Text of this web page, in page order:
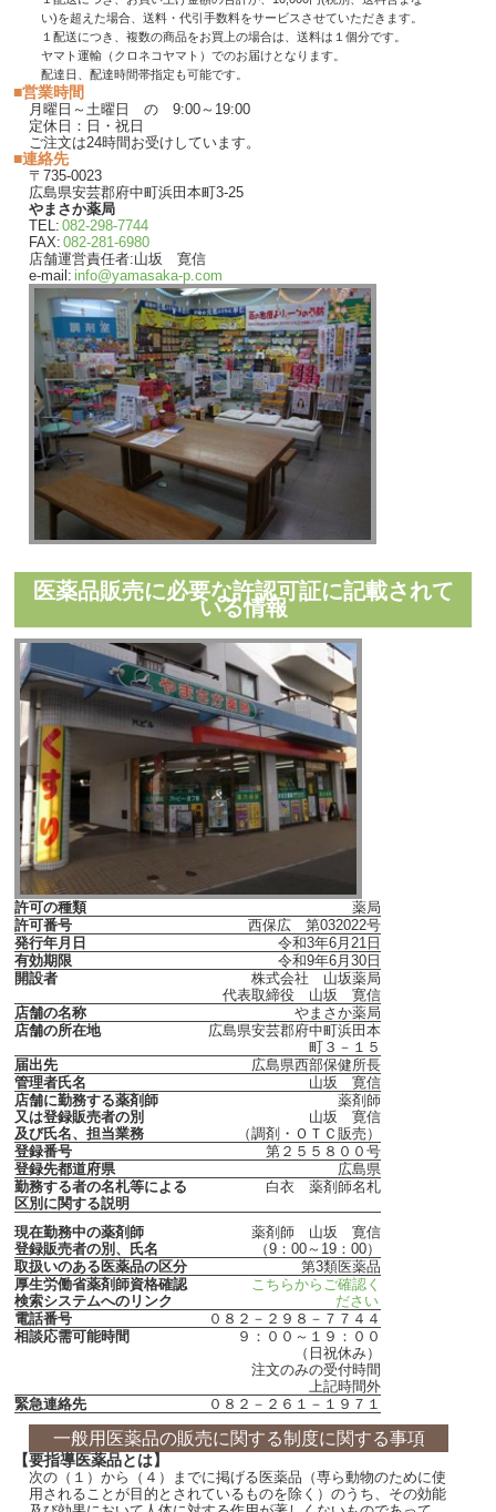
い)を超えた場合、送料・代引手数料をサービスさせていただきます。
１配送につき、複数の商品をお買上の場合は、送料は１個分です。
ヤマト運輸（クロネコヤマト）でのお届けとなります。
配達日、配達時間帯指定も可能です。
■営業時間
月曜日～土曜日 の 9:00～19:00
定休日：日・祝日
ご注文は24時間お受けしています。
■連絡先
〒735-0023
広島県安芸郡府中町浜田本町3-25
やまさか薬局
TEL: 082-298-7744
FAX: 082-281-6980
店舗運営責任者:山坂 寛信
e-mail: info@yamasaka-p.com
医薬品販売に必要な許認可証に記載されて
いる情報
許可の種類
薬局
許可番号
西保広 第032022号
発行年月日
令和3年6月21日
有効期限
令和9年6月30日
開設者
株式会社 山坂薬局
代表取締役 山坂 寛信
店舗の名称
やまさか薬局
店舗の所在地
広島県安芸郡府中町浜田本
町３－１５
届出先
広島県西部保健所長
管理者氏名
山坂 寛信
店舗に勤務する薬剤師
又は登録販売者の別
及び氏名、担当業務
薬剤師
山坂 寛信
（調剤・ＯＴＣ販売）
登録番号
第２５５８００号
登録先都道府県
広島県
勤務する者の名札等による
区別に関する説明
白衣 薬剤師名札
現在勤務中の薬剤師
登録販売者の別、氏名
薬剤師 山坂 寛信
（9：00～19：00）
取扱いのある医薬品の区分
第3類医薬品
厚生労働省薬剤師資格確認
検索システムへのリンク
こちらからご確認く
ださい
電話番号
０８２－２９８－７７４４
相談応需可能時間
９：００～１９：００
（日祝休み）
注文のみの受付時間
上記時間外
緊急連絡先
０８２－２６１－１９７１
一般用医薬品の販売に関する制度に関する事項
【要指導医薬品とは】
次の（１）から（４）までに掲げる医薬品（専ら動物のために使
用されることが目的とされているものを除く）のうち、その効能